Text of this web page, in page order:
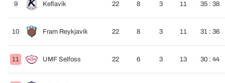
9 Keflavík 22 8 3 11 35 : 38
10 Fram Reykjavík 22 8 3 11 31 : 36
11 UMF Selfoss 22 6 3 13 30 : 44